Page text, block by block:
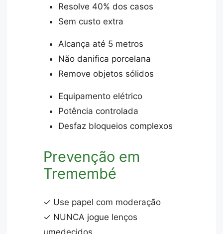
Resolve 40% dos casos
Sem custo extra
Alcança até 5 metros
Não danifica porcelana
Remove objetos sólidos
Equipamento elétrico
Potência controlada
Desfaz bloqueios complexos
Prevenção em
Tremembé
✓ Use papel com moderação
✓ NUNCA jogue lenços